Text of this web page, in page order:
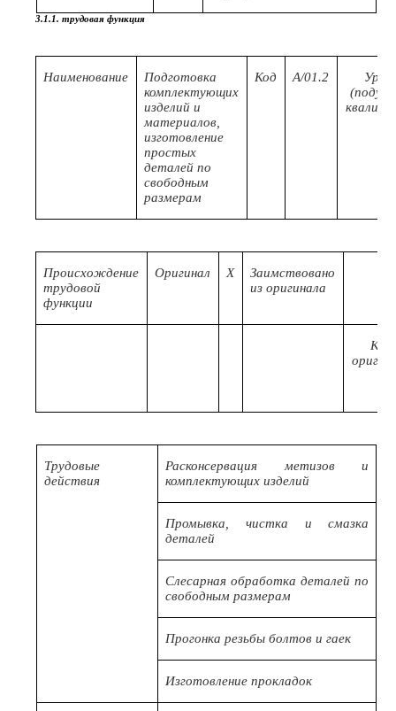
3.1.1. трудовая функция
Наименование
Подготовка
комплектующих
изделий и
материалов,
изготовление
простых
деталей по
свободным
размерам
Код A/01.2
Происхождение
трудовой
функции
Оригинал X
Заимствовано
из оригинала
Код
Трудовые
действия
Расконсервация метизов и
комплектующих изделий
Промывка, чистка и смазка
деталей
Слесарная обработка деталей по
свободным размерам
Прогонка резьбы болтов и гаек
Изготовление прокладок